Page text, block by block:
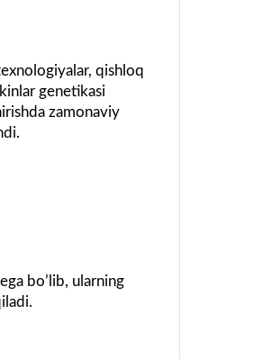
qishloq
genetikasi
zamonaviy
boʼlib, ularning